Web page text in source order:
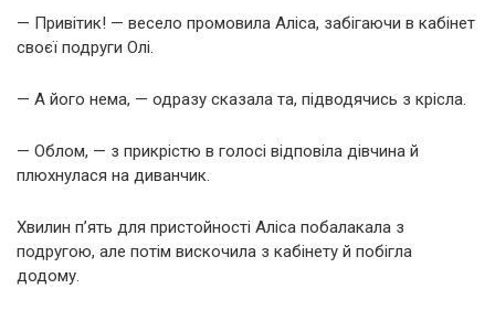
— Привітик! — весело промовила Аліса, забігаючи в кабінет
своєї подруги Олі.
— А його нема, — одразу сказала та, підводячись з крісла.
— Облом, — з прикрістю в голосі відповіла дівчина й
плюхнулася на диванчик.
Хвилин п’ять для пристойності Аліса побалакала з
подругою, але потім вискочила з кабінету й побігла
додому.